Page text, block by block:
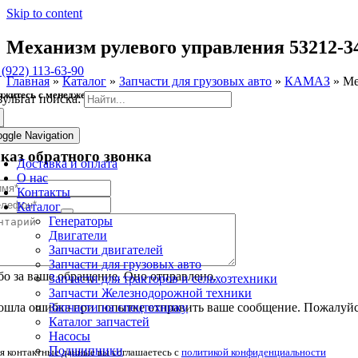
Skip to content
113-63-90
поиска:
Navigation
Доставка и оплата
О нас
Контакты
Каталог
Генераторы
Двигатели
Запчасти двигателей
Запчасти для грузовых авто
Запчасти для тракторов и сельхозтехники
Запчасти Железнодорожной техники
Запчасти на спецтехнику
Каталог запчастей
Насосы
Подшипники
Механизм рулевого управления
Главная»Каталог » Запчасти для грузовых авто » КАМАЗ »
с менеджером
обратного звонка
за ваше обращение. Оно отправлено.
ошибка при попытке отправить ваше сообщение.
контактные данные вы соглашаетесь с политикой конфиденциальности